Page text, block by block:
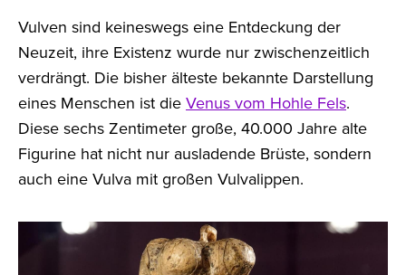
Vulven sind keineswegs eine Entdeckung der
Neuzeit, ihre Existenz wurde nur zwischenzeitlich
verdrängt. Die bisher älteste bekannte Darstellung
eines Menschen ist die Venus vom Hohle Fels.
Diese sechs Zentimeter große, 40.000 Jahre alte
Figurine hat nicht nur ausladende Brüste, sondern
auch eine Vulva mit großen Vulvalippen.